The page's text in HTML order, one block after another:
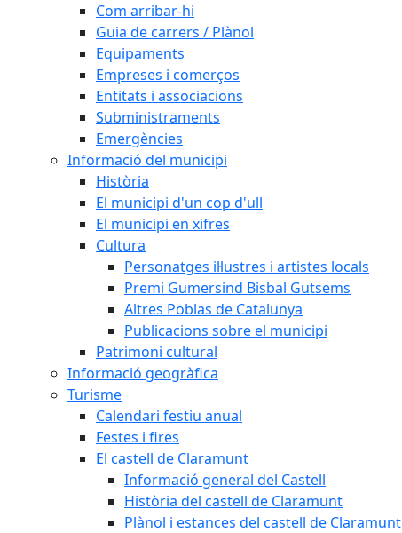
Com arribar-hi
Guia de carrers / Plànol
Equipaments
Empreses i comerços
Entitats i associacions
Subministraments
Emergències
Informació del municipi
Història
El municipi d'un cop d'ull
El municipi en xifres
Cultura
Personatges il·lustres i artistes locals
Premi Gumersind Bisbal Gutsems
Altres Poblas de Catalunya
Publicacions sobre el municipi
Patrimoni cultural
Informació geogràfica
Turisme
Calendari festiu anual
Festes i fires
El castell de Claramunt
Informació general del Castell
Història del castell de Claramunt
Plànol i estances del castell de Claramunt